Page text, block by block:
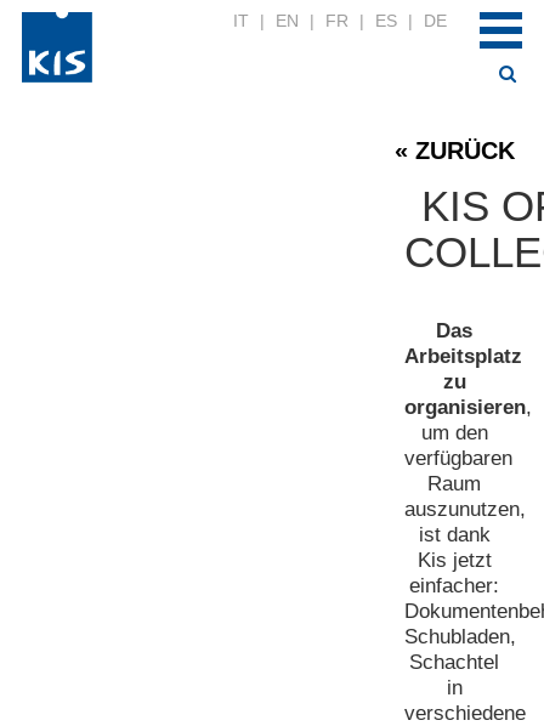
IT | EN | FR | ES | DE
« ZURÜCK
KIS
Das
Arbeitsplatz
zu
organisieren,
um den
verfügbaren
Raum
auszunutzen,
ist dank
Kis jetzt
einfacher:
Schubladen,
Schachtel
in
verschiedene